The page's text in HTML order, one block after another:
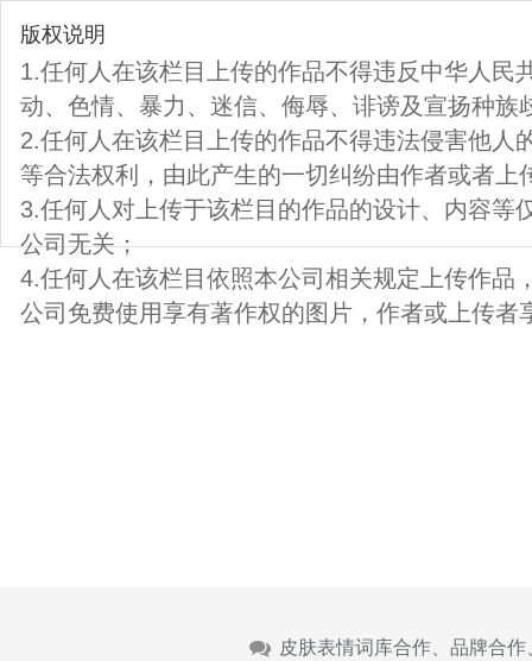
版权说明
1.任何人在该栏目上传的作品不得违反中华人民
动、色情、暴力、迷信、侮辱、诽谤及宣扬种族
2.任何人在该栏目上传的作品不得违法侵害他人
等合法权利，由此产生的一切纠纷由作者或者上
3.任何人对上传于该栏目的作品的设计、内容等
公司无关；
4.任何人在该栏目依照本公司相关规定上传作品
公司免费使用享有著作权的图片，作者或上传者
皮肤表情词库合作、品牌合